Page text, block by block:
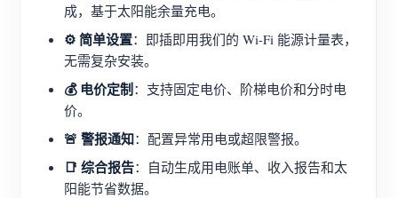
成，基于太阳能余量充电。
⚙️ 简单设置：即插即用我们的 Wi-Fi 能源计量表，
无需复杂安装。
💰 电价定制：支持固定电价、阶梯电价和分时电
价。
🚨 警报通知：配置异常用电或超限警报。
📑 综合报告：自动生成用电账单、收入报告和太
阳能节省数据。